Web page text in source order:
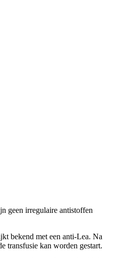
geen irregulaire antistoffen
bekend met een anti-Lea. Na
transfusie kan worden gestart.